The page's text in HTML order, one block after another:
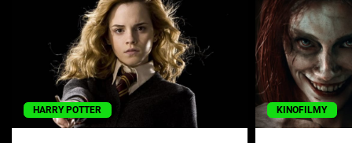
HARRY POTTER KINOFILMY